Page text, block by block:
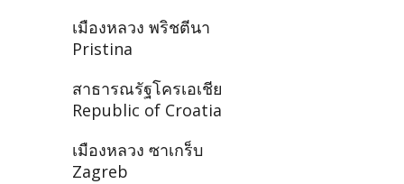
เมืองหลวง พริชตีนา
Pristina
สาธารณรัฐโครเอเชีย
Republic of Croatia
เมืองหลวง ซาเกร็บ
Zagreb